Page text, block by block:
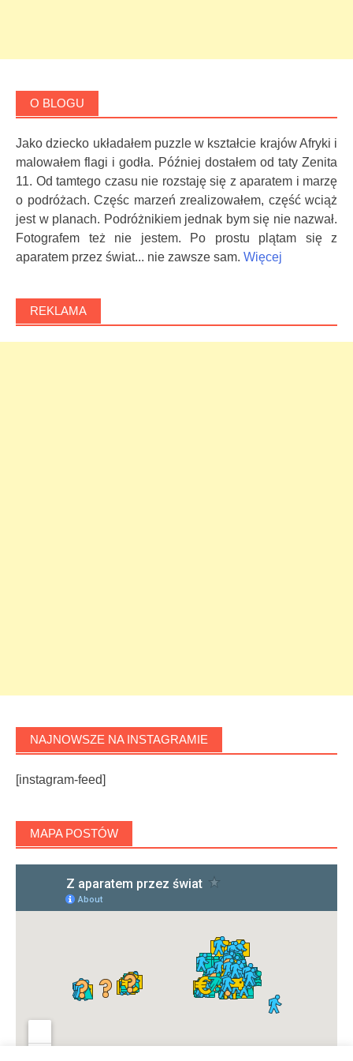
O BLOGU
Jako dziecko układałem puzzle w kształcie krajów Afryki i
malowałem flagi i godła. Później dostałem od taty Zenita
11. Od tamtego czasu nie rozstaję się z aparatem i marzę
o podróżach. Częśc marzeń zrealizowałem, część wciąż
jest w planach. Podróżnikiem jednak bym się nie nazwał.
Fotografem też nie jestem. Po prostu plątam się z
aparatem przez świat... nie zawsze sam. Więcej
REKLAMA
NAJNOWSZE NA INSTAGRAMIE
[instagram-feed]
MAPA POSTÓW